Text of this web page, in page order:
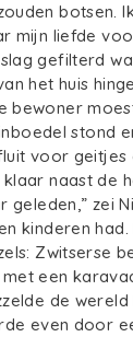
botsen.
mijn liefde
gefilterd
het huis
bewoner
stond
voor geitjes
naast de
zei
kinderen
Zwitserse
een
de
even door